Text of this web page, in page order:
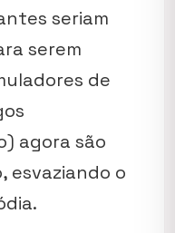
seriam
serem
de
agora são
esvaziando o